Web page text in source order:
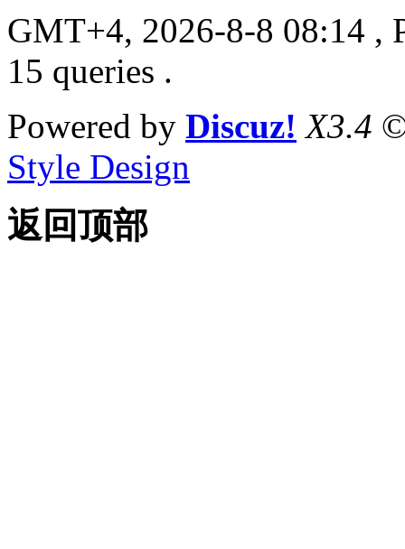
GMT+4, 2026-8-8 08:14 ,
15 queries .
Powered by Discuz! X3.4
Style Design
返回顶部